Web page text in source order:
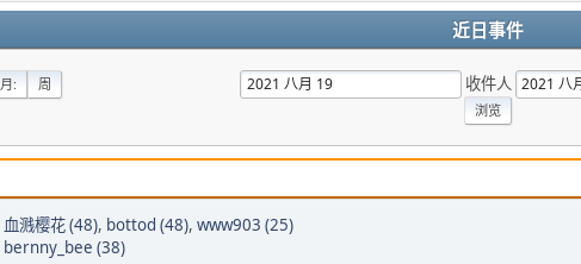
近日事件
月: 周 收件人
血溅樱花 (48), bottod (48), www903 (25)
bernny_bee (38)